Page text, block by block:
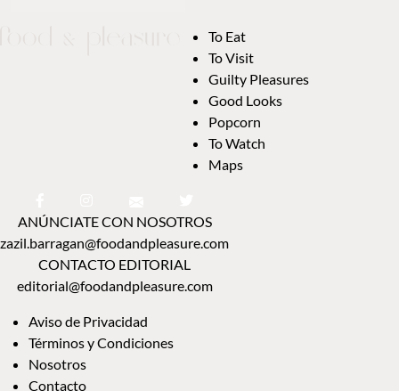
To Eat
To Visit
Guilty Pleasures
Good Looks
Popcorn
To Watch
Maps
ANÚNCIATE CON NOSOTROS
zazil.barragan@foodandpleasure.com
CONTACTO EDITORIAL
editorial@foodandpleasure.com
Aviso de Privacidad
Términos y Condiciones
Nosotros
Contacto